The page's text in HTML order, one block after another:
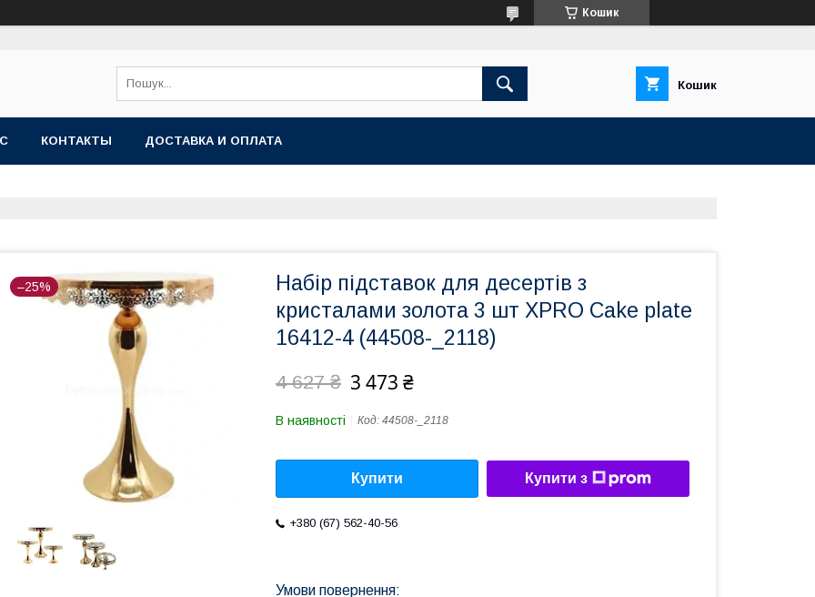
Кошик
Кошик
КОНТАКТЫ ДОСТАВКА И ОПЛАТА
–25%
Набір підставок для десертів з
кристалами золота 3 шт XPRO Cake plate
16412-4 (44508-_2118)
4 627 ₴ 3 473 ₴
В наявності Код: 44508-_2118
Купити Купити з
+380 (67) 562-40-56